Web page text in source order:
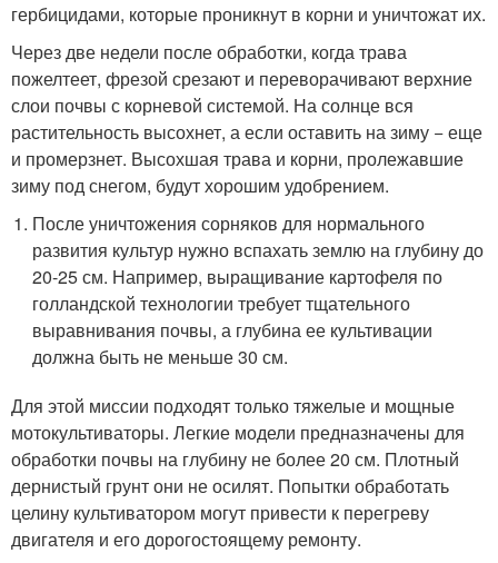
гербицидами, которые проникнут в корни и уничтожат их.
Через две недели после обработки, когда трава
пожелтеет, фрезой срезают и переворачивают верхние
слои почвы с корневой системой. На солнце вся
растительность высохнет, а если оставить на зиму − еще
и промерзнет. Высохшая трава и корни, пролежавшие
зиму под снегом, будут хорошим удобрением.
После уничтожения сорняков для нормального
развития культур нужно вспахать землю на глубину до
20-25 см. Например, выращивание картофеля по
голландской технологии требует тщательного
выравнивания почвы, а глубина ее культивации
должна быть не меньше 30 см.
Для этой миссии подходят только тяжелые и мощные
мотокультиваторы. Легкие модели предназначены для
обработки почвы на глубину не более 20 см. Плотный
дернистый грунт они не осилят. Попытки обработать
целину культиватором могут привести к перегреву
двигателя и его дорогостоящему ремонту.